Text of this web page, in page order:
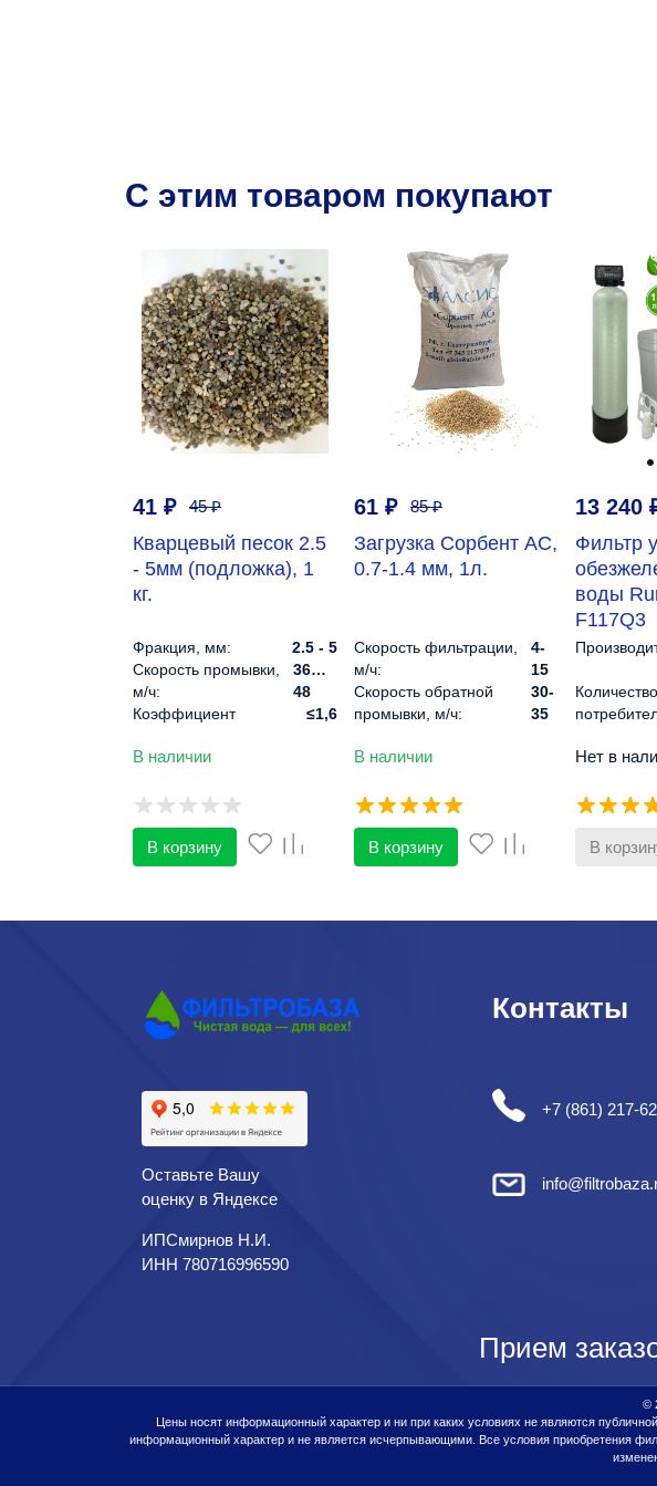
C этим товаром покупают
41 ₽ 45₽
Кварцевый песок 2.5
- 5мм (подложка), 1
кг.
Фракция, мм:
2.5 - 5
Скорость промывки,
м/ч:
36…
48
Коэффициент
≤1,6
Плотность, г/см3:
промывке, %:
В наличии
В корзину
61 ₽ 85₽
Загрузка Сорбент АС,
0.7-1.4 мм, 1л.
Скорость фильтрации,
м/ч:
4-
15
Скорость обратной
промывки, м/ч:
30-
35
Диапазон pH:
В наличии
В корзину
13 240
Фильтр
воды
F117Q3
Количество
Нет в
В
Оставьте Вашу
оценку в Яндексе
ИПСмирнов Н.И.
ИНН 780716996590
Контакты
+7 (861) 217-
Прием
©
Цены носят информационный характер и ни при каких условиях не являются
информационный характер и не является исчерпывающими. Все условия приобретения